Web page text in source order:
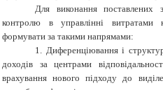
Для виконання поставлених
контролю в управлінні витратами
формувати за такими напрямами:
1. Диференціювання і
доходів за центрами
врахування нового підходу до